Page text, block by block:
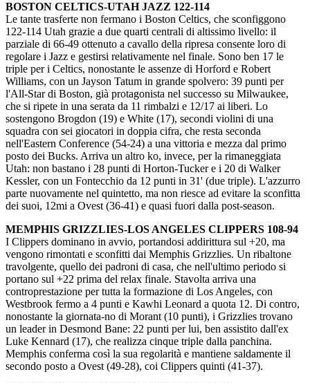
BOSTON CELTICS-UTAH JAZZ 122-114
Le tante trasferte non fermano i Boston Celtics, che sconfiggono
122-114 Utah grazie a due quarti centrali di altissimo livello: il
parziale di 66-49 ottenuto a cavallo della ripresa consente loro di
regolare i Jazz e gestirsi relativamente nel finale. Sono ben 17 le
triple per i Celtics, nonostante le assenze di Horford e Robert
Williams, con un Jayson Tatum in grande spolvero: 39 punti per
l'All-Star di Boston, già protagonista nel successo su Milwaukee,
che si ripete in una serata da 11 rimbalzi e 12/17 ai liberi. Lo
sostengono Brogdon (19) e White (17), secondi violini di una
squadra con sei giocatori in doppia cifra, che resta seconda
nell'Eastern Conference (54-24) a una vittoria e mezza dal primo
posto dei Bucks. Arriva un altro ko, invece, per la rimaneggiata
Utah: non bastano i 28 punti di Horton-Tucker e i 20 di Walker
Kessler, con un Fontecchio da 12 punti in 31' (due triple). L'azzurro
parte nuovamente nel quintetto, ma non riesce ad evitare la sconfitta
dei suoi, 12mi a Ovest (36-41) e quasi fuori dalla post-season.
MEMPHIS GRIZZLIES-LOS ANGELES CLIPPERS 108-94
I Clippers dominano in avvio, portandosi addirittura sul +20, ma
vengono rimontati e sconfitti dai Memphis Grizzlies. Un ribaltone
travolgente, quello dei padroni di casa, che nell'ultimo periodo si
portano sul +22 prima del relax finale. Stavolta arriva una
controprestazione per tutta la formazione di Los Angeles, con
Westbrook fermo a 4 punti e Kawhi Leonard a quota 12. Di contro,
nonostante la giornata-no di Morant (10 punti), i Grizzlies trovano
un leader in Desmond Bane: 22 punti per lui, ben assistito dall'ex
Luke Kennard (17), che realizza cinque triple dalla panchina.
Memphis conferma così la sua regolarità e mantiene saldamente il
secondo posto a Ovest (49-28), coi Clippers quinti (41-37).